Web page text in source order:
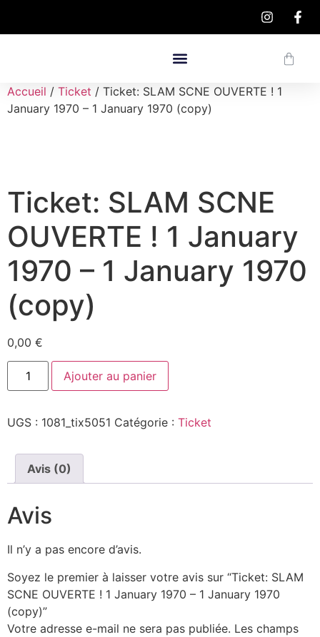
Accueil / Ticket / Ticket: SLAM SCNE OUVERTE ! 1
January 1970 – 1 January 1970 (copy)
Ticket: SLAM SCNE
OUVERTE ! 1 January
1970 – 1 January 1970
(copy)
0,00 €
Ajouter au panier
UGS : 1081_tix5051 Catégorie : Ticket
Avis (0)
Avis
Il n’y a pas encore d’avis.
Soyez le premier à laisser votre avis sur “Ticket: SLAM
SCNE OUVERTE ! 1 January 1970 – 1 January 1970
(copy)”
Votre adresse e-mail ne sera pas publiée. Les champs